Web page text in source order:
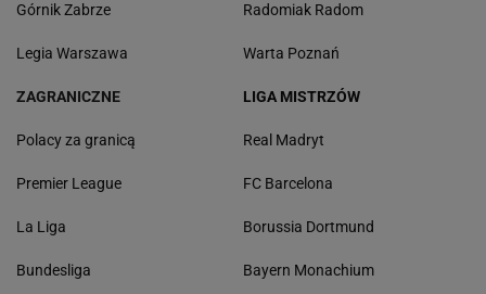
Górnik Zabrze
Legia Warszawa
Radomiak Radom
Warta Poznań
ZAGRANICZNE
Polacy za granicą
Premier League
La Liga
Bundesliga
LIGA MISTRZÓW
Real Madryt
FC Barcelona
Borussia Dortmund
Bayern Monachium